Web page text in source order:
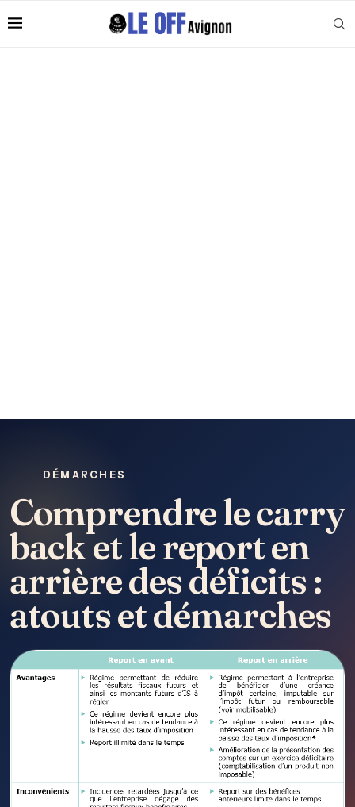
DÉMARCHES
Comprendre le carry
back et le report en
arrière des déficits :
atouts et démarches